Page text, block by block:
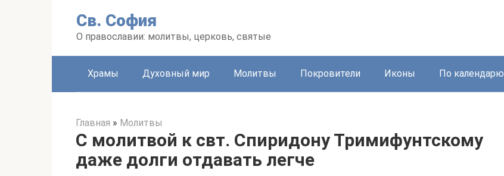
Св. София
О православии: молитвы, церковь, святые
Храмы Духовный мир Молитвы Покровители Иконы По календарю
Главная » Молитвы
С молитвой к свт. Спиридону Тримифунтскому
даже долги отдавать легче